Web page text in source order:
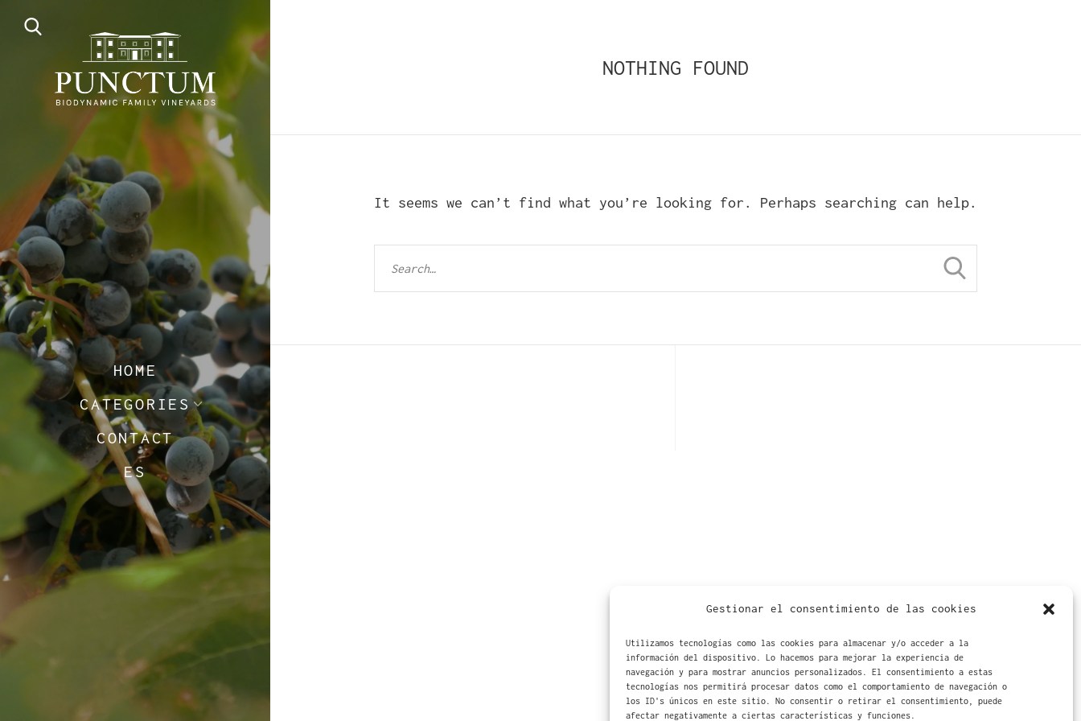
Gestionar el consentimiento de las cookies
Utilizamos tecnologías como las cookies para almacenar y/o acceder a la
información del dispositivo. Lo hacemos para mejorar la experiencia de
navegación y para mostrar anuncios personalizados. El consentimiento a estas
tecnologías nos permitirá procesar datos como el comportamiento de navegación o
los ID's únicos en este sitio. No consentir o retirar el consentimiento, puede
afectar negativamente a ciertas características y funciones.
HOME
CATEGORIES
CONTACT
ES
NOTHING FOUND
It seems we can’t find what you’re looking for. Perhaps searching can help.